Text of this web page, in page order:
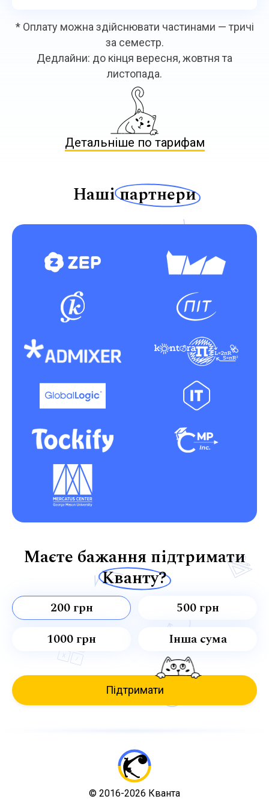
* Оплату можна здійснювати частинами — тричі
за семестр.
Дедлайни: до кінця вересня, жовтня та
листопада.
Детальніше по тарифам
Нашіпартнери
Маєте бажання підтримати
Кванту?
200 грн
500 грн
1000 грн
Інша сума
Підтримати
© 2016-2026 Кванта